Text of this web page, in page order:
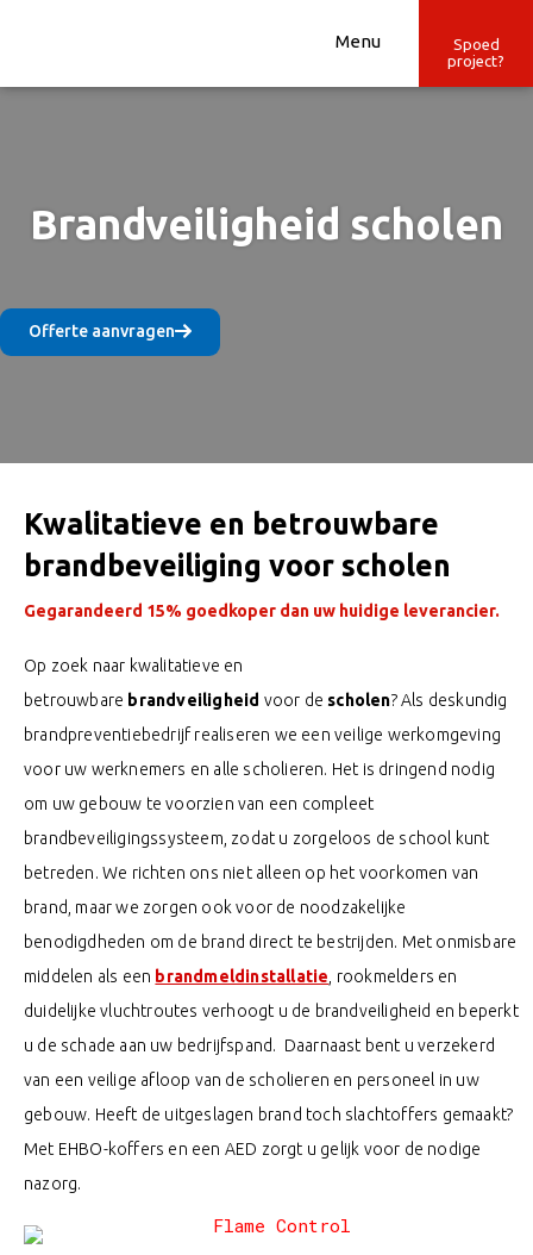
Menu
Spoed
project?
Brandveiligheid scholen
Offerte aanvragen
Kwalitatieve en betrouwbare
brandbeveiliging voor scholen
Gegarandeerd 15% goedkoper dan uw huidige leverancier.
Op zoek naar kwalitatieve en
betrouwbare brandveiligheid voor de scholen? Als deskundig
brandpreventiebedrijf realiseren we een veilige werkomgeving
voor uw werknemers en alle scholieren. Het is dringend nodig
om uw gebouw te voorzien van een compleet
brandbeveiligingssysteem, zodat u zorgeloos de school kunt
betreden. We richten ons niet alleen op het voorkomen van
brand, maar we zorgen ook voor de noodzakelijke
benodigdheden om de brand direct te bestrijden. Met onmisbare
middelen als een brandmeldinstallatie, rookmelders en
duidelijke vluchtroutes verhoogt u de brandveiligheid en beperkt
u de schade aan uw bedrijfspand. Daarnaast bent u verzekerd
van een veilige afloop van de scholieren en personeel in uw
gebouw. Heeft de uitgeslagen brand toch slachtoffers gemaakt?
Met EHBO-koffers en een AED zorgt u gelijk voor de nodige
nazorg.